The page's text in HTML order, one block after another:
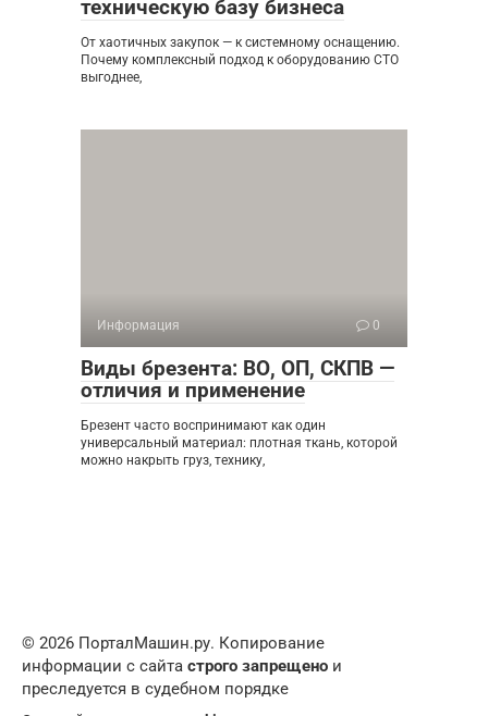
техническую базу бизнеса
От хаотичных закупок — к системному оснащению.
Почему комплексный подход к оборудованию СТО
выгоднее,
Информация 0
Виды брезента: ВО, ОП, СКПВ —
отличия и применение
Брезент часто воспринимают как один
универсальный материал: плотная ткань, которой
можно накрыть груз, технику,
© 2026 ПорталМашин.ру. Копирование
информации с сайта строго запрещено и
преследуется в судебном порядке